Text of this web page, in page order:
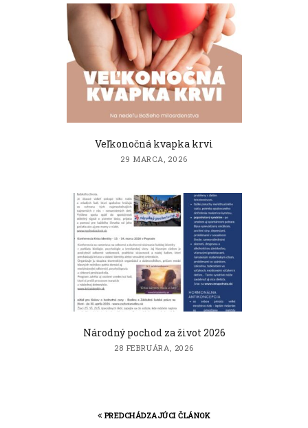
Veľkonočná kvapka krvi
29 MARCA, 2026
Národný pochod za život 2026
28 FEBRUÁRA, 2026
PREDCHÁDZAJÚCI ČLÁNOK